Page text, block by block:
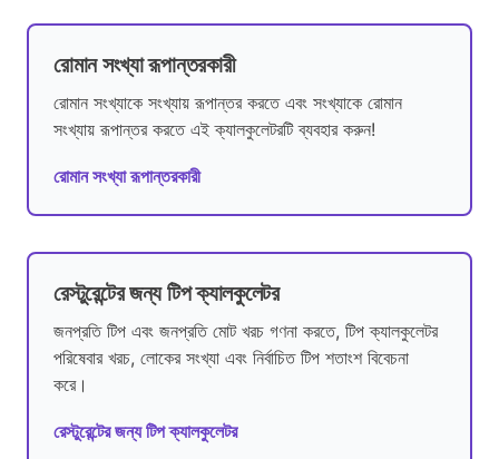
রোমান সংখ্যা রূপান্তরকারী
রোমান সংখ্যাকে সংখ্যায় রূপান্তর করতে এবং সংখ্যাকে রোমান
সংখ্যায় রূপান্তর করতে এই ক্যালকুলেটরটি ব্যবহার করুন!
রোমান সংখ্যা রূপান্তরকারী
রেস্টুরেন্টের জন্য টিপ ক্যালকুলেটর
জনপ্রতি টিপ এবং জনপ্রতি মোট খরচ গণনা করতে, টিপ ক্যালকুলেটর
পরিষেবার খরচ, লোকের সংখ্যা এবং নির্বাচিত টিপ শতাংশ বিবেচনা
করে।
রেস্টুরেন্টের জন্য টিপ ক্যালকুলেটর